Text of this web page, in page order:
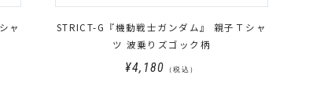
ャ
STRICT-G『機動戦士ガンダム』 親子Ｔシャ
ツ 波乗りズゴック柄
¥4,180 （税込）